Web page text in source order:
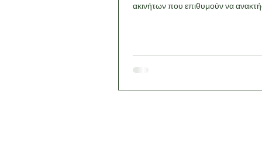
ακινήτων που επιθυμούν να
αρμοδιότητας σε ειδικούς
γεγονός που μειώνει τον χρόνο και
οδό. Βασικά Σημεία &